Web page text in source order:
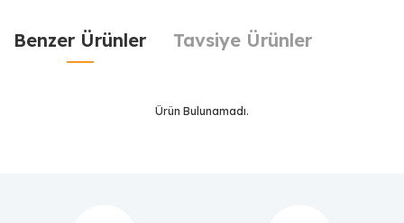
Benzer Ürünler Tavsiye Ürünler
Ürün Bulunamadı.